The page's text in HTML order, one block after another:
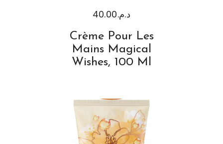
د.م.40.00
Crème Pour Les
Mains Magical
Wishes, 100 Ml